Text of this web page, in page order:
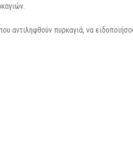
αντιληφθούν πυρκαγιά, να